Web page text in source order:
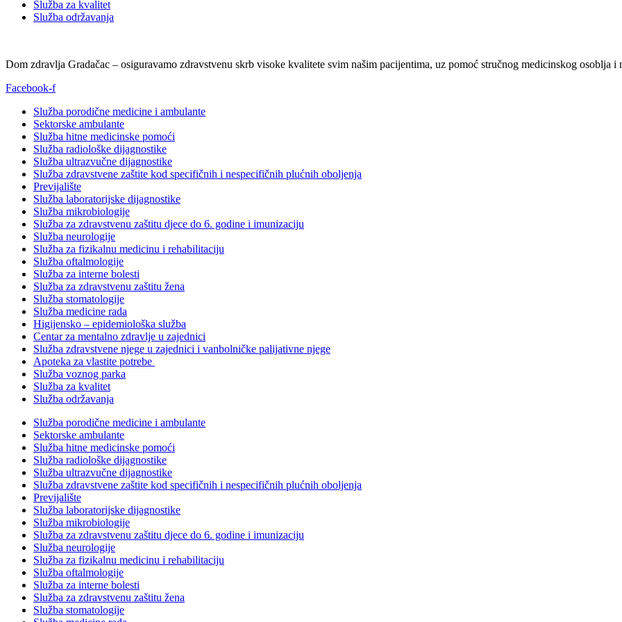
Služba za kvalitet
Služba održavanja
Dom zdravlja Gradačac – osiguravamo zdravstvenu skrb visoke kvalitete svim našim pacijentima, uz pomoć stručnog medicinskog osoblja i
Facebook-f
Služba porodične medicine i ambulante
Sektorske ambulante
Služba hitne medicinske pomoći
Služba radiološke dijagnostike
Služba ultrazvučne dijagnostike
Služba zdravstvene zaštite kod specifičnih i nespecifičnih plućnih oboljenja
Previjalište
Služba laboratorijske dijagnostike
Služba mikrobiologije
Služba za zdravstvenu zaštitu djece do 6. godine i imunizaciju
Služba neurologije
Služba za fizikalnu medicinu i rehabilitaciju
Služba oftalmologije
Služba za interne bolesti
Služba za zdravstvenu zaštitu žena
Služba stomatologije
Služba medicine rada
Higijensko – epidemiološka služba
Centar za mentalno zdravlje u zajednici
Služba zdravstvene njege u zajednici i vanbolničke palijativne njege
Apoteka za vlastite potrebe
Služba voznog parka
Služba za kvalitet
Služba održavanja
Služba porodične medicine i ambulante
Sektorske ambulante
Služba hitne medicinske pomoći
Služba radiološke dijagnostike
Služba ultrazvučne dijagnostike
Služba zdravstvene zaštite kod specifičnih i nespecifičnih plućnih oboljenja
Previjalište
Služba laboratorijske dijagnostike
Služba mikrobiologije
Služba za zdravstvenu zaštitu djece do 6. godine i imunizaciju
Služba neurologije
Služba za fizikalnu medicinu i rehabilitaciju
Služba oftalmologije
Služba za interne bolesti
Služba za zdravstvenu zaštitu žena
Služba stomatologije